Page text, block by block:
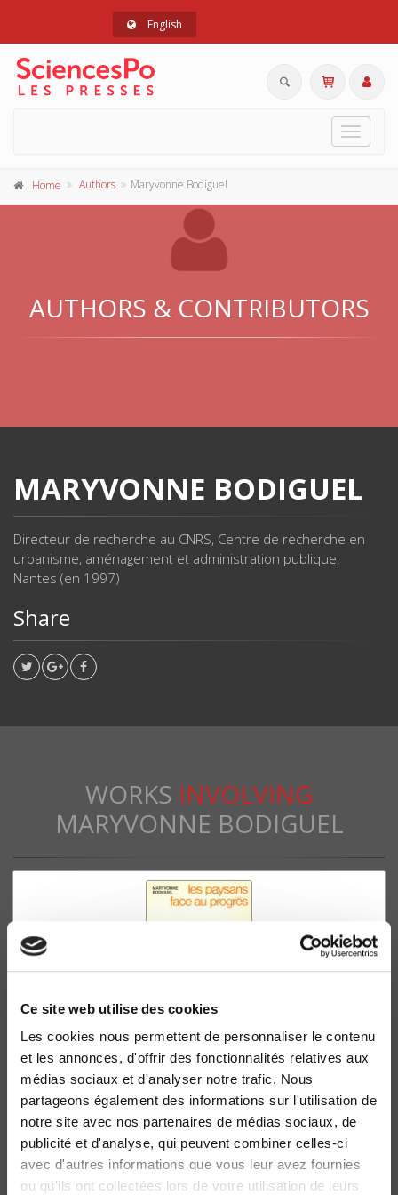
Ce site web utilise des cookies
Les cookies nous permettent de personnaliser le contenu
et les annonces, d'offrir des fonctionnalités relatives aux
médias sociaux et d'analyser notre trafic. Nous
partageons également des informations sur l'utilisation de
notre site avec nos partenaires de médias sociaux, de
publicité et d'analyse, qui peuvent combiner celles-ci
avec d'autres informations que vous leur avez fournies
ou qu'ils ont collectées lors de votre utilisation de leurs
English
Toggle
Home Authors Maryvonne Bodiguel
AUTHORS & CONTRIBUTORS
MARYVONNE BODIGUEL
Directeur de recherche au CNRS, Centre de recherche en
urbanisme, aménagement et administration publique,
Nantes (en 1997)
Share
WORKS INVOLVING
MARYVONNE BODIGUEL
Les Paysans face au progrès
Maryvonne Bodiguel